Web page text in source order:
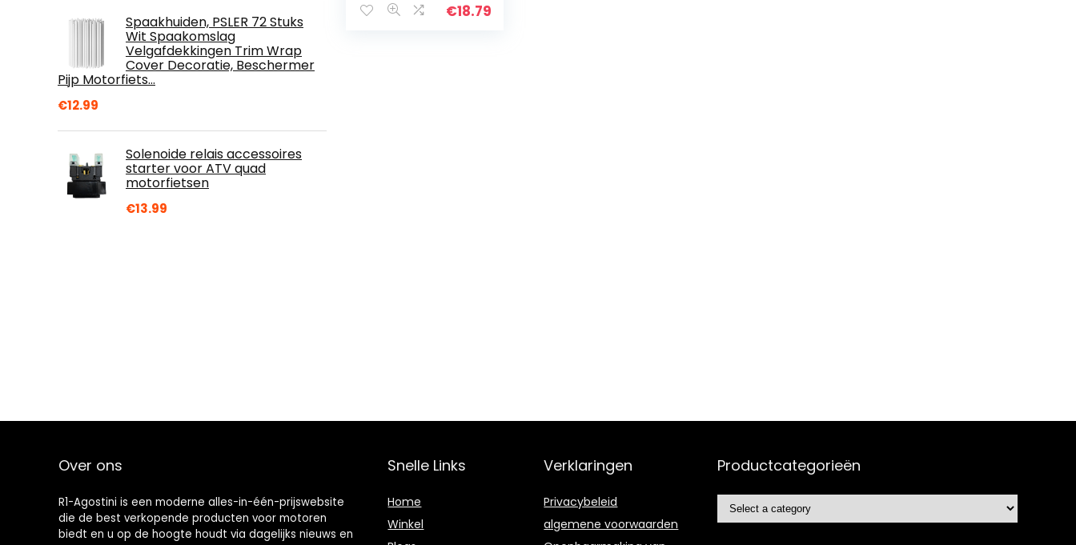
Spaakhuiden, PSLER 72 Stuks
Wit Spaakomslag
Velgafdekkingen Trim Wrap
Cover Decoratie, Beschermer
Pijp Motorfiets…
€12.99
Solenoide relais accessoires
starter voor ATV quad
motorfietsen
€13.99
€18.79
Over ons
R1-Agostini is een moderne alles-in-één-prijswebsite
die de best verkopende producten voor motoren
biedt en u op de hoogte houdt via dagelijks nieuws en
Snelle Links
Home
Winkel
Verklaringen
Privacybeleid
algemene voorwaarden
Productcategorieën